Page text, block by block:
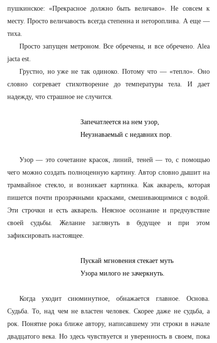
пушкинское: «Прекрасное должно быть величаво». Не совсем к
месту. Просто величавость всегда степенна и нетороплива. А еще —
тиха.
Просто запущен метроном. Все обречены, и все обречено. Alea
jacta est.
Грустно, но уже не так одиноко. Потому что — «тепло». Оно
словно согревает стихотворение до температуры тела. И дает
надежду, что страшное не случится.
Запечатлеется на нем узор,
Неузнаваемый с недавних пор.
Узор — это сочетание красок, линий, теней — то, с помощью
чего можно создать полноценную картину. Автор словно дышит на
трамвайное стекло, и возникает картинка. Как акварель, которая
пишется почти прозрачными красками, смешивающимися с водой.
Эти строчки и есть акварель. Неясное осознание и предчувствие
своей судьбы. Желание заглянуть в будущее и при этом
зафиксировать настоящее.
Пускай мгновения стекает муть
Узора милого не зачеркнуть.
Когда уходит сиюминутное, обнажается главное. Основа.
Судьба. То, над чем не властен человек. Скорее даже не судьба, а
рок. Понятие рока ближе автору, написавшему эти строки в начале
двадцатого века. Но здесь чувствуется и уверенность в своем, пока